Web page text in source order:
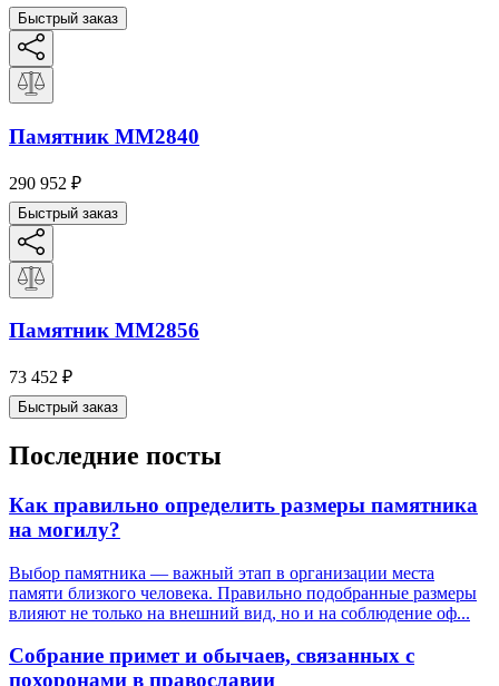
Быстрый заказ
Памятник ММ2840
290 952 ₽
Быстрый заказ
Памятник ММ2856
73 452 ₽
Быстрый заказ
Последние посты
Как правильно определить размеры памятника
на могилу?
Выбор памятника — важный этап в организации места
памяти близкого человека. Правильно подобранные размеры
влияют не только на внешний вид, но и на соблюдение оф...
Собрание примет и обычаев, связанных с
похоронами в православии